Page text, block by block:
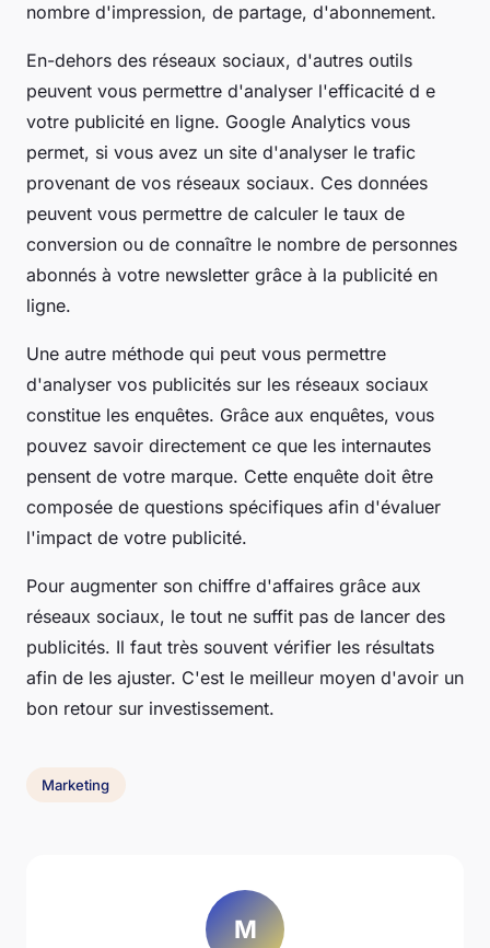
nombre d'impression, de partage, d'abonnement.
En-dehors des réseaux sociaux, d'autres outils
peuvent vous permettre d'analyser l'efficacité d e
votre publicité en ligne. Google Analytics vous
permet, si vous avez un site d'analyser le trafic
provenant de vos réseaux sociaux. Ces données
peuvent vous permettre de calculer le taux de
conversion ou de connaître le nombre de personnes
abonnés à votre newsletter grâce à la publicité en
ligne.
Une autre méthode qui peut vous permettre
d'analyser vos publicités sur les réseaux sociaux
constitue les enquêtes. Grâce aux enquêtes, vous
pouvez savoir directement ce que les internautes
pensent de votre marque. Cette enquête doit être
composée de questions spécifiques afin d'évaluer
l'impact de votre publicité.
Pour augmenter son chiffre d'affaires grâce aux
réseaux sociaux, le tout ne suffit pas de lancer des
publicités. Il faut très souvent vérifier les résultats
afin de les ajuster. C'est le meilleur moyen d'avoir un
bon retour sur investissement.
Marketing
M